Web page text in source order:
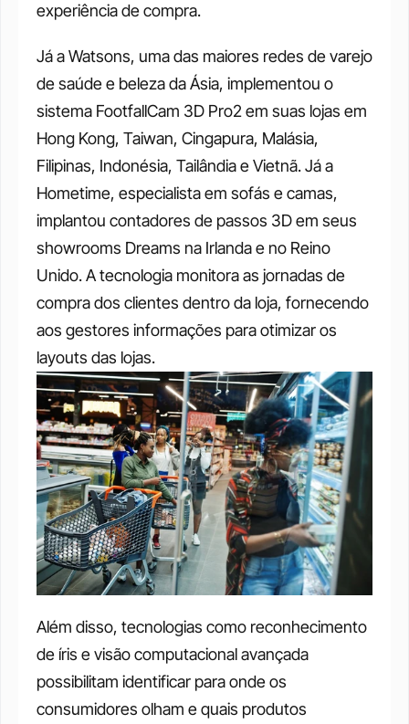
experiência de compra.
Já a Watsons, uma das maiores redes de varejo
de saúde e beleza da Ásia, implementou o
sistema FootfallCam 3D Pro2 em suas lojas em
Hong Kong, Taiwan, Cingapura, Malásia,
Filipinas, Indonésia, Tailândia e Vietnã. Já a
Hometime, especialista em sofás e camas,
implantou contadores de passos 3D em seus
showrooms Dreams na Irlanda e no Reino
Unido. A tecnologia monitora as jornadas de
compra dos clientes dentro da loja, fornecendo
aos gestores informações para otimizar os
layouts das lojas.
Além disso, tecnologias como reconhecimento
de íris e visão computacional avançada
possibilitam identificar para onde os
consumidores olham e quais produtos